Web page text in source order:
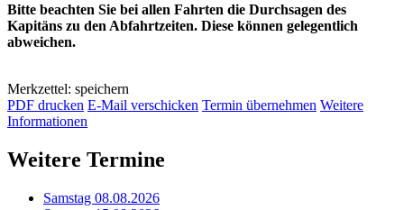
Bitte beachten Sie bei allen Fahrten die Durchsagen des
Kapitäns zu den Abfahrtzeiten. Diese können gelegentlich
abweichen.
Merkzettel: speichern
PDF drucken E-Mail verschicken Termin übernehmen Weitere
Informationen
Weitere Termine
Samstag 08.08.2026